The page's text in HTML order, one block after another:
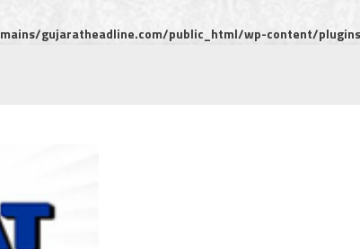
gujaratheadline.com/public_html/wp-content/